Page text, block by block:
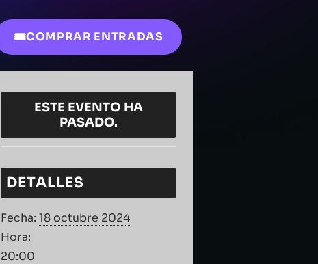
COMPRAR ENTRADAS
ESTE EVENTO HA
PASADO.
DETALLES
Fecha: 18 octubre 2024
Hora:
20:00